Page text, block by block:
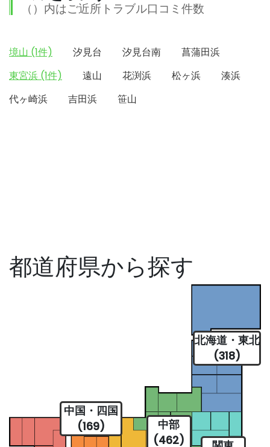
（）内はご近所トラブル口コミ件数
境山 (1件) 汐見台 汐見台南
菖蒲田浜
東宮浜 (1件)
遠山 花渕浜 松ヶ浜
湊浜
代ヶ崎浜
吉田浜 笹山
都道府県から探す
北海道・東北
(318)
中部
(462)
中国・四国
(169)